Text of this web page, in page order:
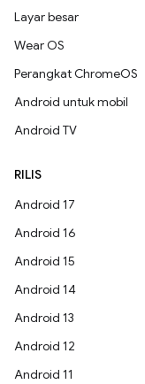
Layar besar
Wear OS
Perangkat ChromeOS
Android untuk mobil
Android TV
RILIS
Android 17
Android 16
Android 15
Android 14
Android 13
Android 12
Android 11